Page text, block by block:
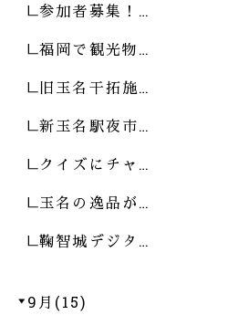
参加者募集！…
福岡で観光物…
旧玉名干拓施…
新玉名駅夜市…
クイズにチャ…
玉名の逸品が…
鞠智城デジタ…
9月(15)